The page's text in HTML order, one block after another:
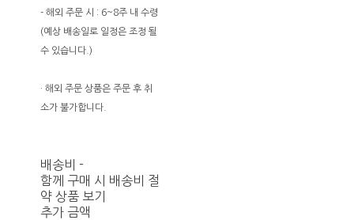
- 해외 주문 시 : 6~8주 내 수령
(예상 배송일로 일정은 조정 될
수 있습니다.)
· 해외 주문 상품은 주문 후 취
소가 불가합니다.
배송비 -
함께 구매 시 배송비 절
약 상품 보기
추가 금액